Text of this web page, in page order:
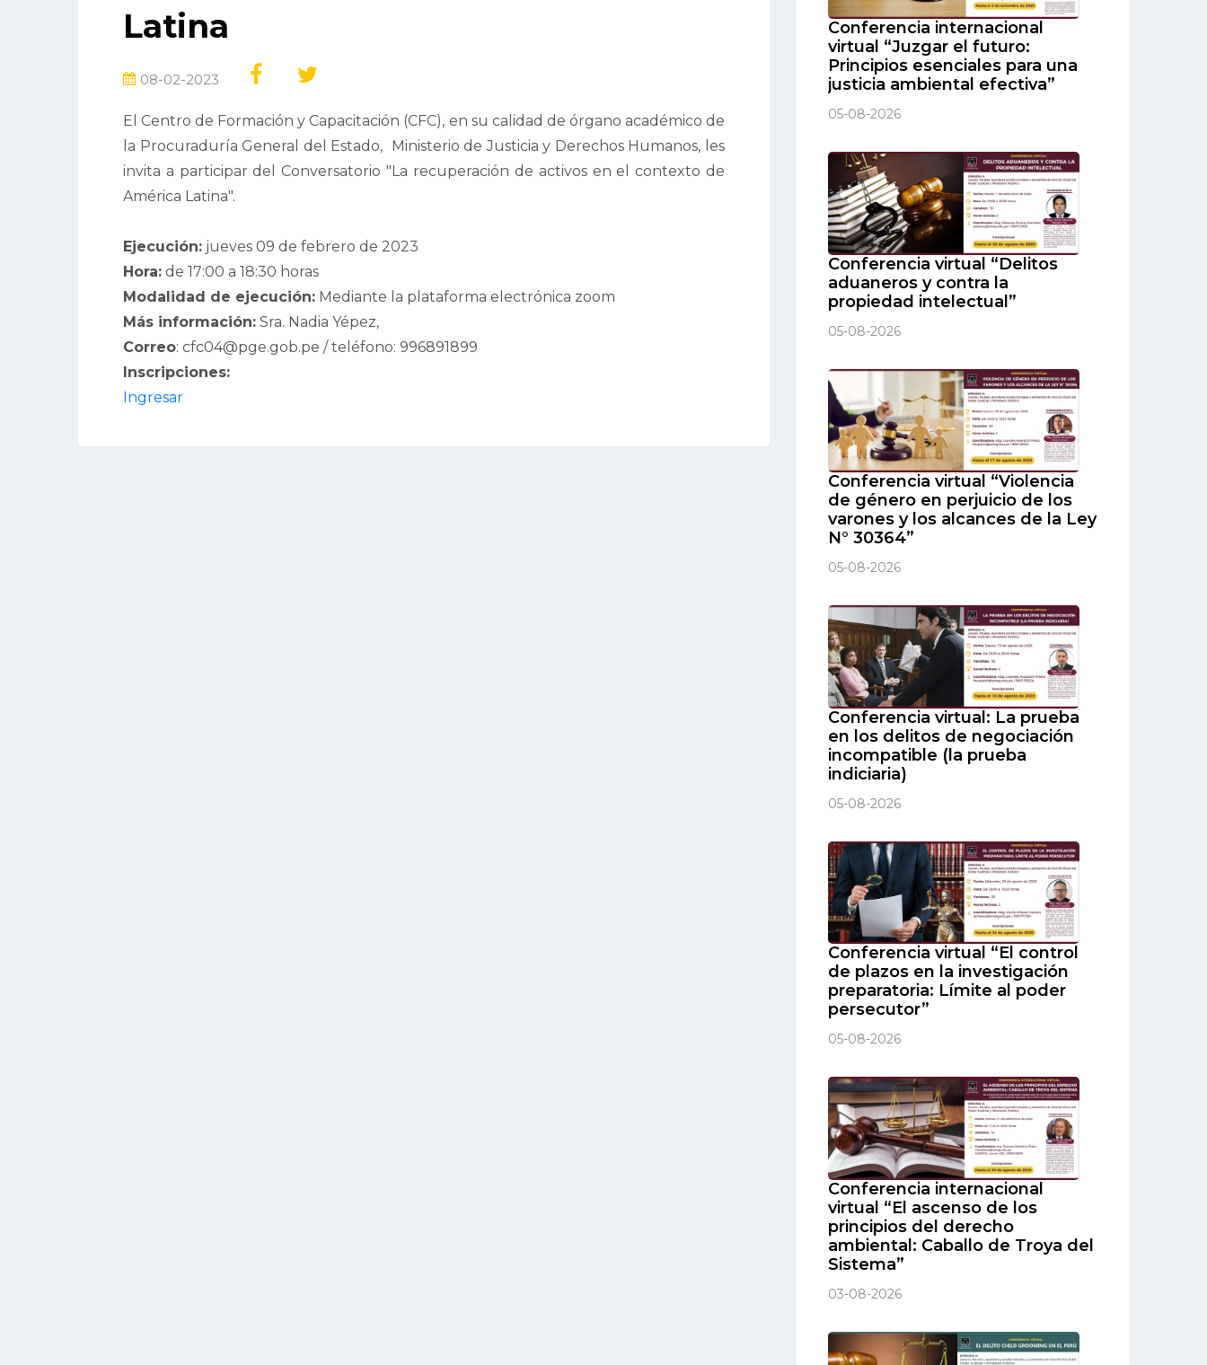
Latina
08-02-2023
El Centro de Formación y Capacitación (CFC), en su calidad de órgano académico de
la Procuraduría General del Estado, Ministerio de Justicia y Derechos Humanos, les
invita a participar del Conversatorio "La recuperación de activos en el contexto de
América Latina".
Ejecución: jueves 09 de febrero de 2023
Hora: de 17:00 a 18:30 horas
Modalidad de ejecución: Mediante la plataforma electrónica zoom
Más información: Sra. Nadia Yépez,
Correo: cfc04@pge.gob.pe / teléfono: 996891899
Inscripciones:
Ingresar
Conferencia internacional
virtual “Juzgar el futuro:
Principios esenciales para una
justicia ambiental efectiva”
05-08-2026
Conferencia virtual “Delitos
aduaneros y contra la
propiedad intelectual”
05-08-2026
Conferencia virtual “Violencia
de género en perjuicio de los
varones y los alcances de la Ley
N° 30364”
05-08-2026
Conferencia virtual: La prueba
en los delitos de negociación
incompatible (la prueba
indiciaria)
05-08-2026
Conferencia virtual “El control
de plazos en la investigación
preparatoria: Límite al poder
persecutor”
05-08-2026
Conferencia internacional
virtual “El ascenso de los
principios del derecho
ambiental: Caballo de Troya del
Sistema”
03-08-2026